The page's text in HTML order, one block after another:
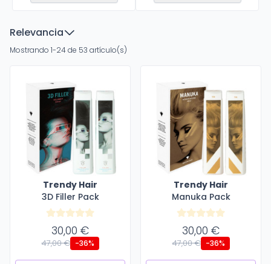
Relevancia
Mostrando 1-24 de 53 artículo(s)
Trendy Hair
3D Filler Pack
30,00 €
47,00 € -36%
Trendy Hair
Manuka Pack
30,00 €
47,00 € -36%